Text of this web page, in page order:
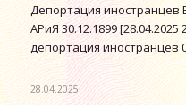
Депортация
АРиЯ 30.12.1899
депортация иностранцев
28.04.2025